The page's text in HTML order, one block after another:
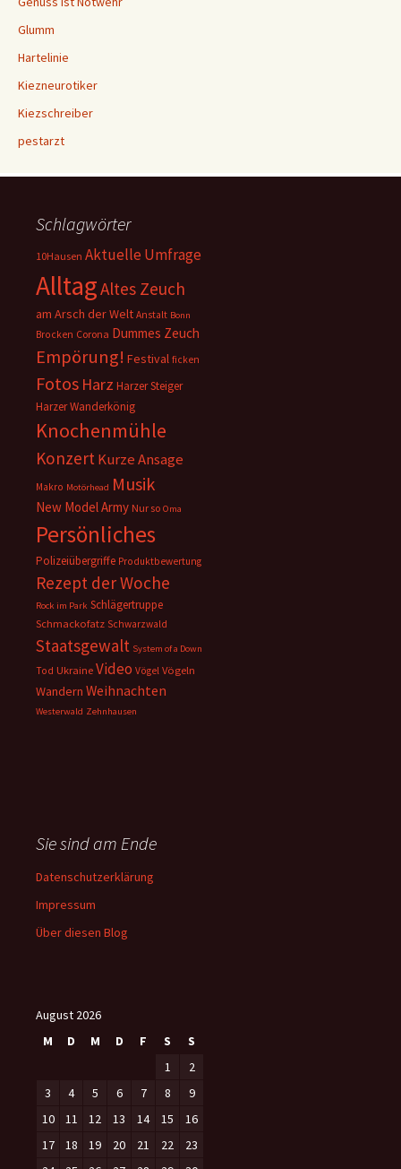
Glumm
Hartelinie
Kiezneurotiker
Kiezschreiber
pestarzt
Schlagwörter
10Hausen Aktuelle Umfrage
AlltagAltes Zeuch
am Arsch der Welt Anstalt Bonn
Brocken Corona Dummes Zeuch
Empörung! Festival ficken
Fotos Harz Harzer Steiger
Harzer Wanderkönig
Knochenmühle
KonzertKurze Ansage
Makro Motörhead Musik
New Model Army Nur so Oma
Persönliches
Polizeiübergriffe Produktbewertung
Rezept der Woche
Rock im Park Schlägertruppe
Schmackofatz Schwarzwald
Staatsgewalt System of a Down
Tod Ukraine Video Vögel Vögeln
Wandern Weihnachten
Westerwald Zehnhausen
Sie sind am Ende
Datenschutzerklärung
Impressum
Über diesen Blog
August 2026
M
D M D F S
S
1
2
3
4 5 6 7 8
9
10
11 12 13 14 15
16
17
18 19 20 21 22
23